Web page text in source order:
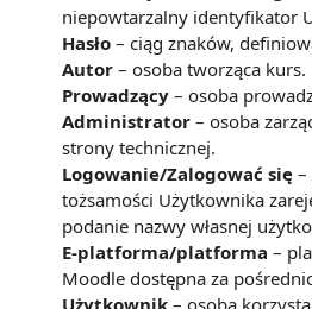
niepowtarzalny identyfikator
Hasło – ciąg znaków,
Autor – osoba tworząca kurs.
Prowadzący – osoba
Administrator – osoba
strony technicznej.
Logowanie/Zalogować się –
tożsamości Użytkownika
podanie nazwy własnej
E-platforma/platforma –
Moodle dostępna za
Użytkownik – osoba